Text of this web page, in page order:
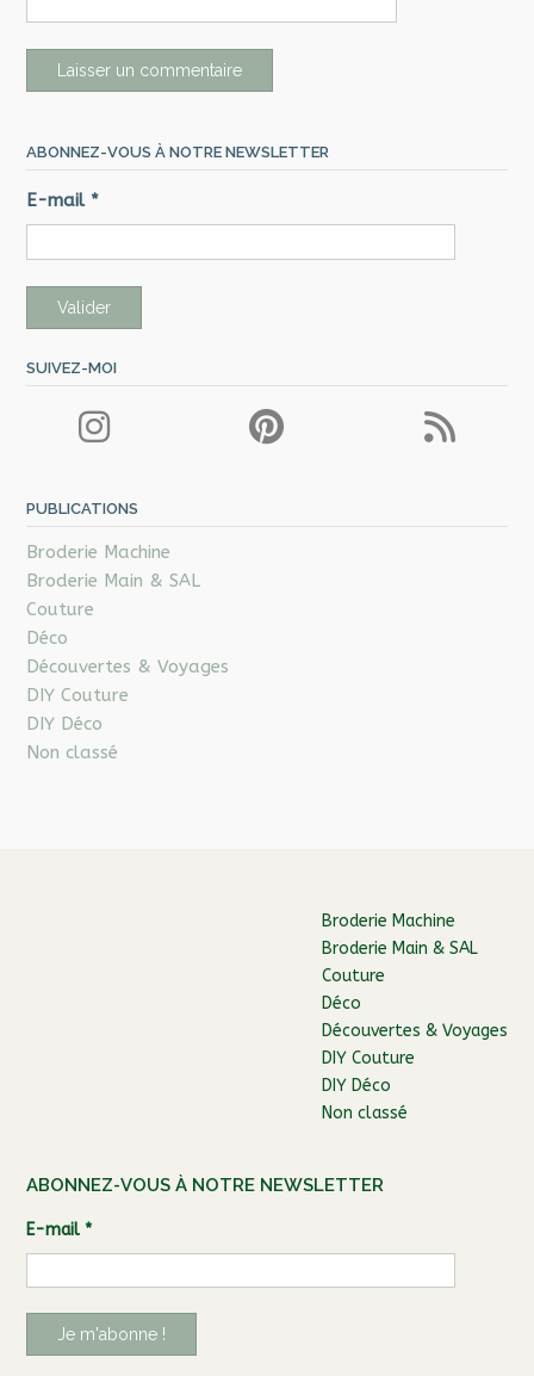
ABONNEZ-VOUS À NOTRE NEWSLETTER
E-mail *
SUIVEZ-MOI
PUBLICATIONS
Broderie Machine
Broderie Main & SAL
Couture
Déco
Découvertes & Voyages
DIY Couture
DIY Déco
Non classé
Broderie Machine
Broderie Main & SAL
Couture
Déco
Découvertes & Voyages
DIY Couture
DIY Déco
Non classé
ABONNEZ-VOUS À NOTRE NEWSLETTER
E-mail *